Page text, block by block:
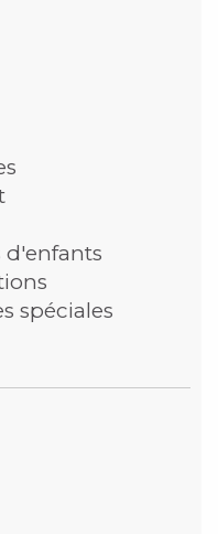
d'enfants
spéciales